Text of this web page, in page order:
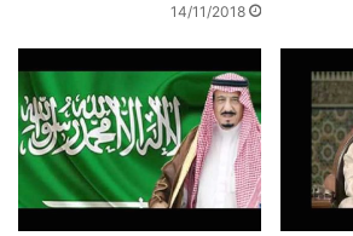
14/11/2018